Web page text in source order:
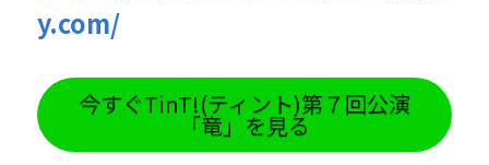
y.com/
今すぐTinT!(ティント)第７回公演
「竜」を見る